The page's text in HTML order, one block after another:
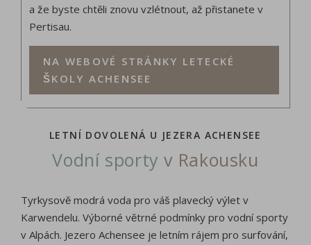
a že byste chtěli znovu vzlétnout, až přistanete v
Pertisau.
NA WEBOVÉ STRÁNKY LETECKÉ
ŠKOLY ACHENSEE
LETNÍ DOVOLENÁ U JEZERA ACHENSEE
Vodní sporty v Rakousku
Tyrkysově modrá voda pro váš plavecký výlet v
Karwendelu. Výborné větrné podmínky pro vodní sporty
v Alpách. Jezero Achensee je letním rájem pro surfování,